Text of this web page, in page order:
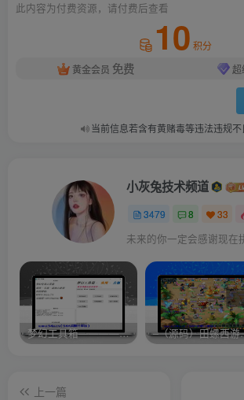
此内容为付费资源，请付费后查看
10 积分
黄金会员 免费 超
当前信息若含有黄赌毒等违法违规不
小灰兔技术频道
3479 8 33
未来的你一定会感谢现在
梦幻工具箱————-免费 –（源码）田螺
上一篇